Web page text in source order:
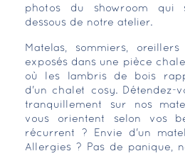
photos du showroom qui
dessous de notre atelier.
Matelas, sommiers,
exposés dans une pièce
où les lambris de bois
d'un chalet cosy. Détendez-
tranquillement sur nos
vous orientent selon vos
récurrent ? Envie d'un
Allergies ? Pas de panique,